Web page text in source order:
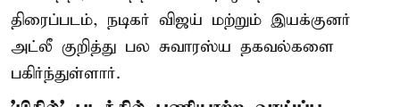
திரைப்படம், நடிகர் விஜய் மற்றும் இயக்குனர்
அட்லீ குறித்து பல சுவாரஸ்ய தகவல்களை
பகிர்ந்துள்ளார்.